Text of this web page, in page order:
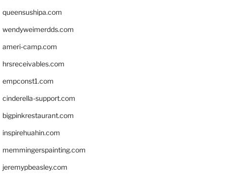
queensushipa.com
wendyweimerdds.com
ameri-camp.com
hrsreceivables.com
empconst1.com
cinderella-support.com
bigpinkrestaurant.com
inspirehuahin.com
memmingerspainting.com
jeremypbeasley.com